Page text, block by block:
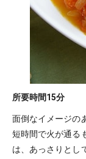
所要時間15分
面倒なイメージの
短時間で火が通る
は、あっさりとし